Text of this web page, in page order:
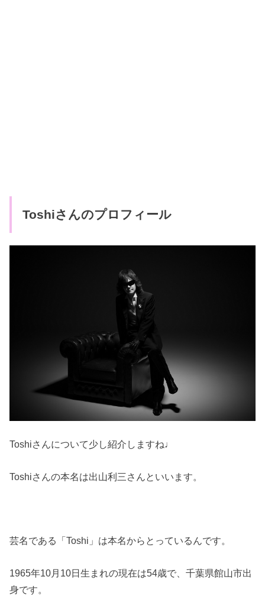
Toshiさんのプロフィール
Toshiさんについて少し紹介しますね♩
Toshiさんの本名は出山利三さんといいます。
芸名である「Toshi」は本名からとっているんです。
1965年10月10日生まれの現在は54歳で、千葉県館山市出
身です。